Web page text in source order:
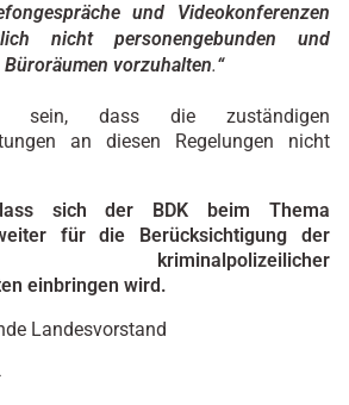
und Videokonferenzen
nicht personengebunden und
vorzuhalten.“
dass die zuständigen
an diesen Regelungen nicht
sich der BDK beim Thema
für die Berücksichtigung der
kriminalpolizeilicher
einbringen wird.
Landesvorstand